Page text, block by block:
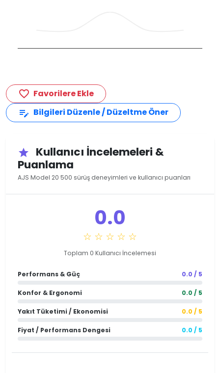
favorite_border Favorilere Ekle
edit_note Bilgileri Düzenle / Düzeltme Öner
star
Kullanıcı İncelemeleri &
Puanlama
AJS Model 20 500 sürüş deneyimleri ve kullanıcı puanları
0.0
☆ ☆ ☆ ☆ ☆
Toplam 0 Kullanıcı İncelemesi
Performans & Güç 0.0 / 5
Konfor & Ergonomi 0.0 / 5
Yakıt Tüketimi / Ekonomisi 0.0 / 5
Fiyat / Performans Dengesi 0.0 / 5